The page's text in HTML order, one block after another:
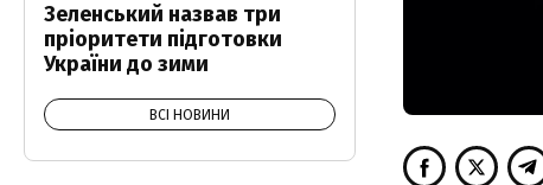
Зеленський назвав три
пріоритети підготовки
України до зими
ВСІ НОВИНИ